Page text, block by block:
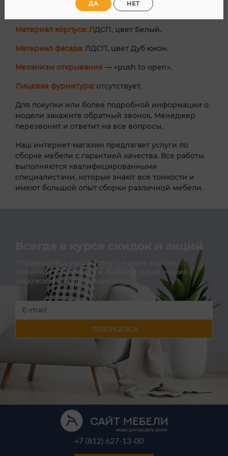
продаются отдельно.
Материал корпуса: ЛДСП, цвет Белый.
Материал фасада: ЛДСП, цвет Дуб юкон.
Механизм открывания — «push to open».
Лицевая фурнитура: отсутствует.
Для покупки или более подробной информации о
модели закажите обратный звонок. Менеджер
перезвонит и ответит на все вопросы.
Наш интернет-магазин предлагает услуги по
сборке мебели с гарантией качества. Все работы
выполняются квалифицированными
специалистами, которые знают все тонкости и
имеют большой опыт сборки различной мебели.
Всегда в курсе скидок и акций
Подпишитесь на расылку о наших акциях,
новинках и новостях и будьте в курсе наших
эксклюзивных предложений!
ПОДПИСАТЬСЯ
+7 (812) 627-13-00
ДА НЕТ